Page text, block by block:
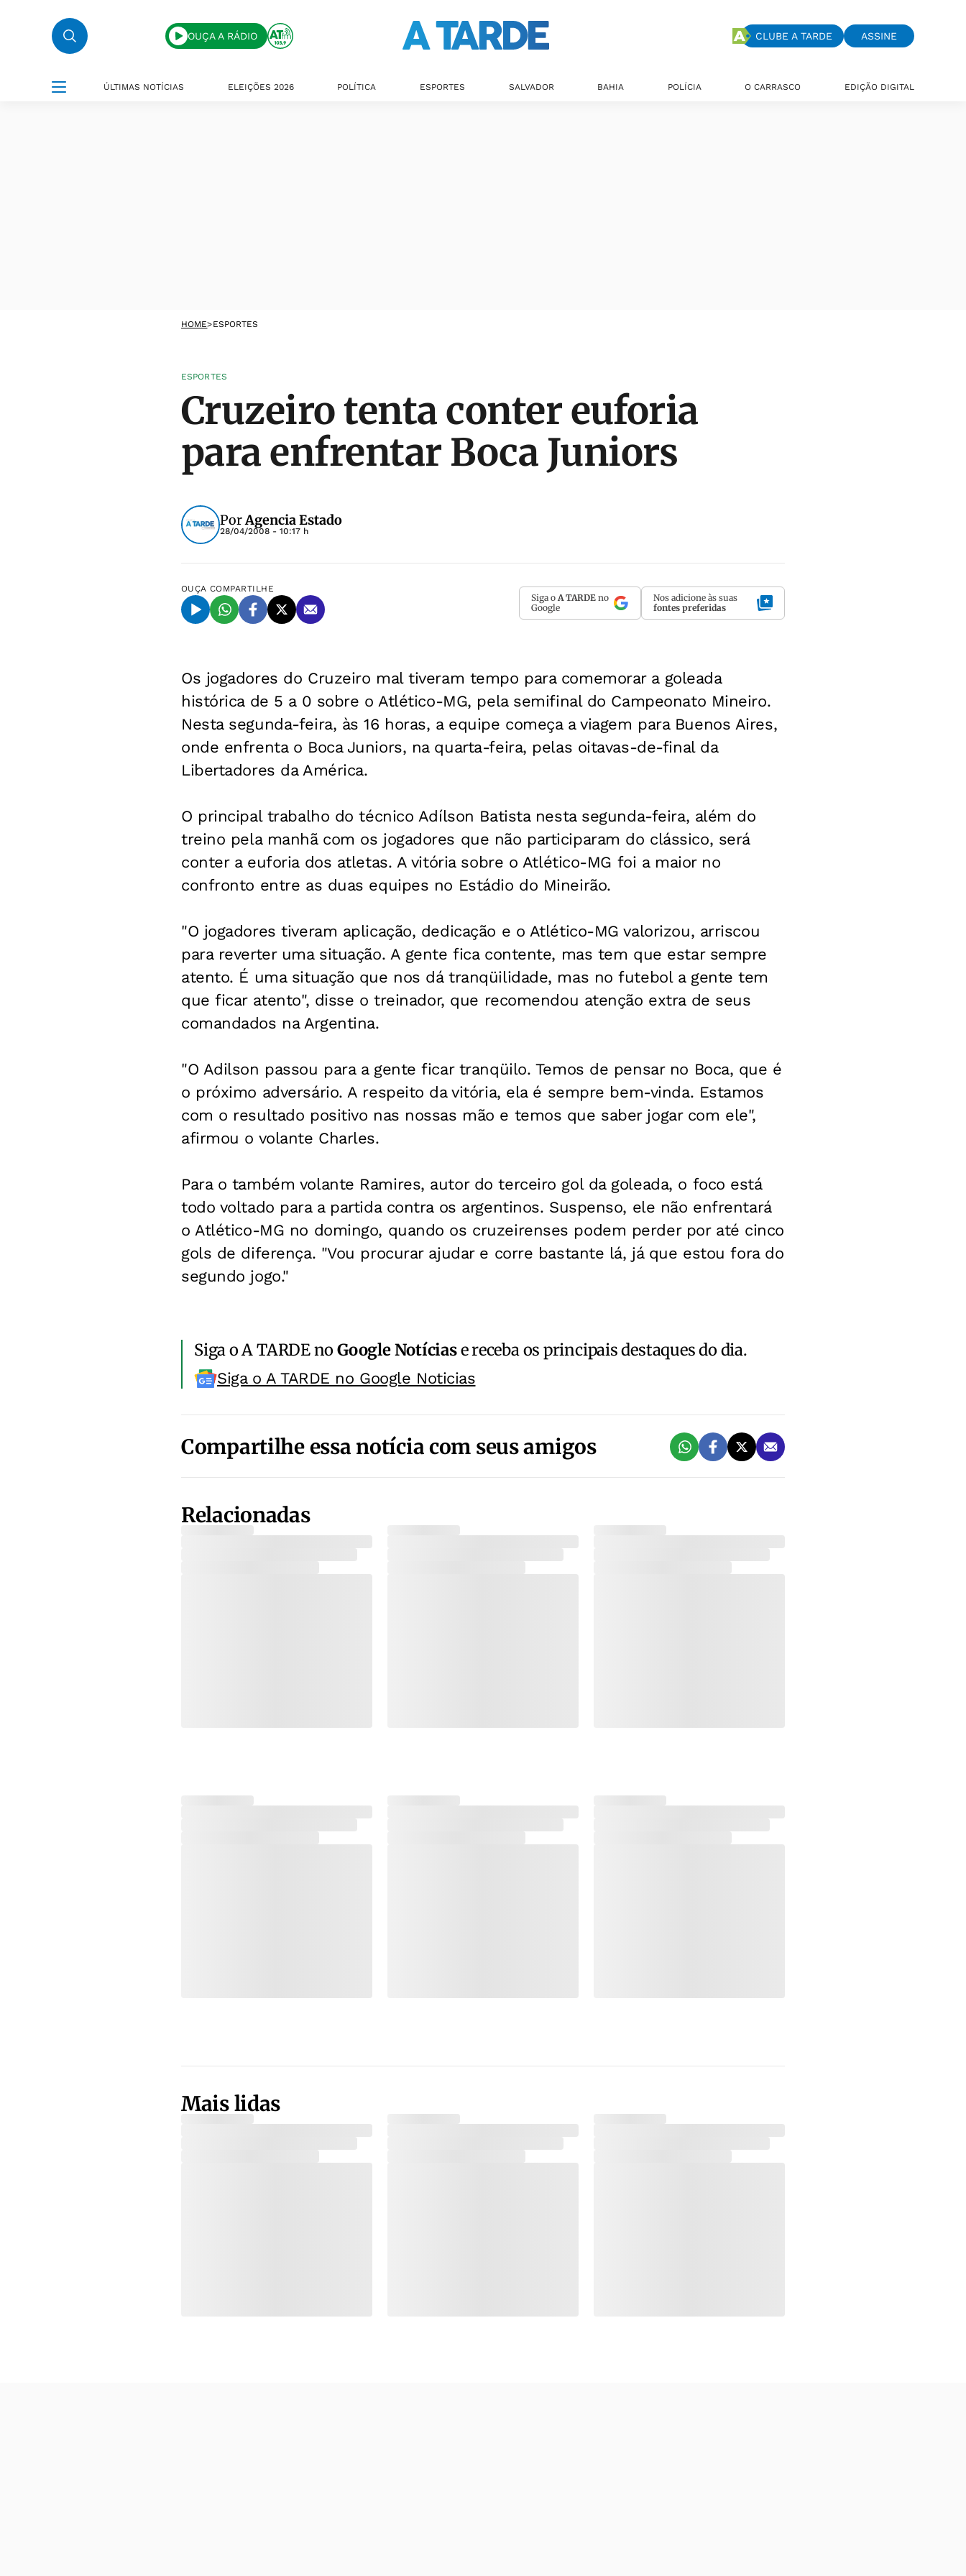
OUÇA A RÁDIO CLUBE A TARDE ASSINE
ÚLTIMAS NOTÍCIAS ELEIÇÕES 2026 POLÍTICA ESPORTES SALVADOR BAHIA POLÍCIA O CARRASCO EDIÇÃO DIGITAL
HOME>ESPORTES
ESPORTES
Cruzeiro tenta conter euforia
para enfrentar Boca Juniors
PorAgencia Estado
28/04/2008 - 10:17 h
OUÇA COMPARTILHE
Siga o A TARDE no
Google
Nos adicione às suas
fontes preferidas
Os jogadores do Cruzeiro mal tiveram tempo para comemorar a goleada
histórica de 5 a 0 sobre o Atlético-MG, pela semifinal do Campeonato Mineiro.
Nesta segunda-feira, às 16 horas, a equipe começa a viagem para Buenos Aires,
onde enfrenta o Boca Juniors, na quarta-feira, pelas oitavas-de-final da
Libertadores da América.
O principal trabalho do técnico Adílson Batista nesta segunda-feira, além do
treino pela manhã com os jogadores que não participaram do clássico, será
conter a euforia dos atletas. A vitória sobre o Atlético-MG foi a maior no
confronto entre as duas equipes no Estádio do Mineirão.
"O jogadores tiveram aplicação, dedicação e o Atlético-MG valorizou, arriscou
para reverter uma situação. A gente fica contente, mas tem que estar sempre
atento. É uma situação que nos dá tranqüilidade, mas no futebol a gente tem
que ficar atento", disse o treinador, que recomendou atenção extra de seus
comandados na Argentina.
"O Adilson passou para a gente ficar tranqüilo. Temos de pensar no Boca, que é
o próximo adversário. A respeito da vitória, ela é sempre bem-vinda. Estamos
com o resultado positivo nas nossas mão e temos que saber jogar com ele",
afirmou o volante Charles.
Para o também volante Ramires, autor do terceiro gol da goleada, o foco está
todo voltado para a partida contra os argentinos. Suspenso, ele não enfrentará
o Atlético-MG no domingo, quando os cruzeirenses podem perder por até cinco
gols de diferença. "Vou procurar ajudar e corre bastante lá, já que estou fora do
segundo jogo."
Siga o A TARDE noGoogle Notíciase receba os principais destaques do dia.
Siga o A TARDE no Google Noticias
Compartilhe essa notícia com seus amigos
Relacionadas
Mais lidas